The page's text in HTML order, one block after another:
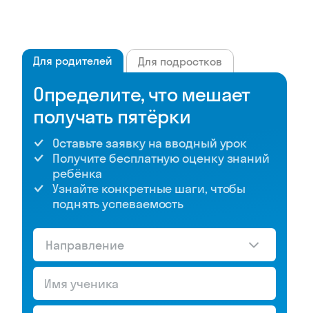
Для родителей Для подростков
Определите, что мешает
получать пятёрки
Оставьте заявку на вводный урок
Получите бесплатную оценку знаний
ребёнка
Узнайте конкретные шаги, чтобы
поднять успеваемость
Направление